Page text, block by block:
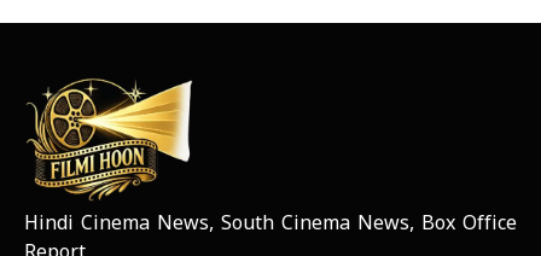
NEWS ELEMENTOR
Hindi Cinema News, South Cinema News, Box Office